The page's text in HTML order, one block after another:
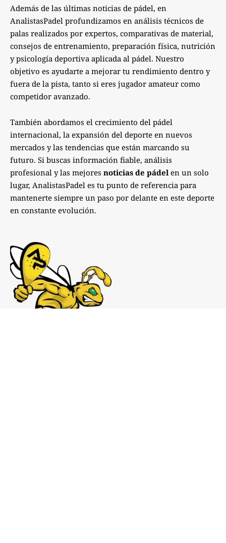
Además de las últimas noticias de pádel, en
AnalistasPadel profundizamos en análisis técnicos de
palas realizados por expertos, comparativas de material,
consejos de entrenamiento, preparación física, nutrición
y psicología deportiva aplicada al pádel. Nuestro
objetivo es ayudarte a mejorar tu rendimiento dentro y
fuera de la pista, tanto si eres jugador amateur como
competidor avanzado.
También abordamos el crecimiento del pádel
internacional, la expansión del deporte en nuevos
mercados y las tendencias que están marcando su
futuro. Si buscas información fiable, análisis
profesional y las mejores noticias de pádel en un solo
lugar, AnalistasPadel es tu punto de referencia para
mantenerte siempre un paso por delante en este deporte
en constante evolución.